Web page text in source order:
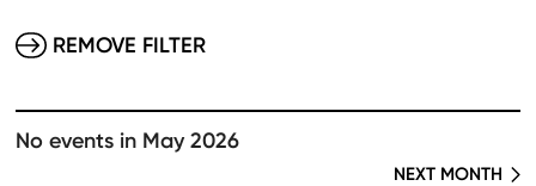
REMOVE FILTER
No events in May 2026
NEXT MONTH